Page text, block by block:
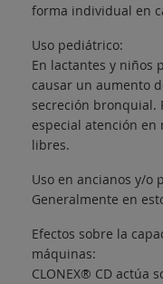
forma individual en
Uso pediátrico:
En lactantes y niños
causar un aumento
secreción bronquial.
especial atención
libres.
Uso en ancianos y/o
Generalmente en
Efectos sobre la
máquinas:
CLONEX® CD actúa